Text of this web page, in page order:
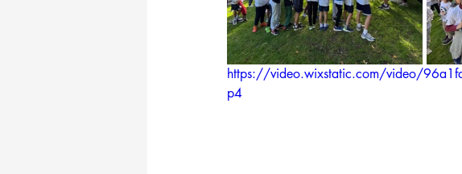
https://video.wixstatic.com/video/
p4